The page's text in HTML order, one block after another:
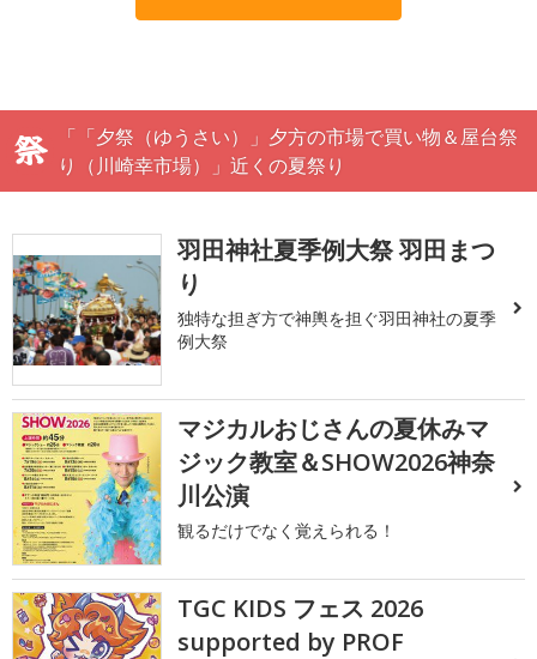
「「夕祭（ゆうさい）」夕方の市場で買い物＆屋台祭
り（川崎幸市場）」近くの夏祭り
羽田神社夏季例大祭 羽田まつ
り
独特な担ぎ方で神輿を担ぐ羽田神社の夏季
例大祭
マジカルおじさんの夏休みマ
ジック教室＆SHOW2026神奈
川公演
観るだけでなく覚えられる！
TGC KIDS フェス 2026
supported by PROF